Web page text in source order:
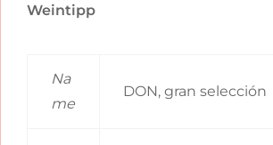
Weintipp
Na
me
DON, gran selección